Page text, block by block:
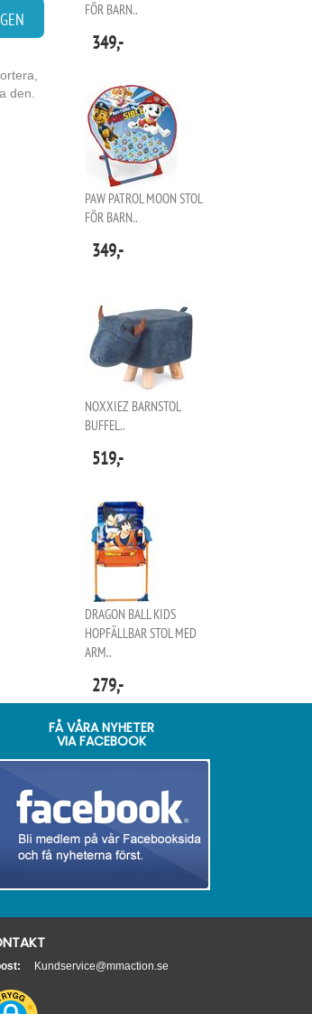
den.
FÖR BARN..
349,-
PAW PATROL MOON STOL
FÖR BARN..
349,-
NOXXIEZ BARNSTOL
BUFFEL..
519,-
DRAGON BALL KIDS
HOPFÄLLBAR STOL MED
ARM..
279,-
FÅ VÅRA NYHETER
VIA FACEBOOK
Kundservice@mmaction.se